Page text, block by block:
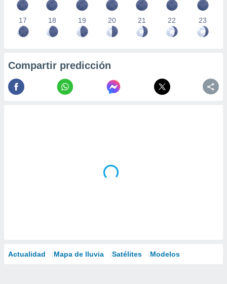
17 18 19 20 21 22 23
Compartir predicción
Actualidad Mapa de lluvia Satélites Modelos